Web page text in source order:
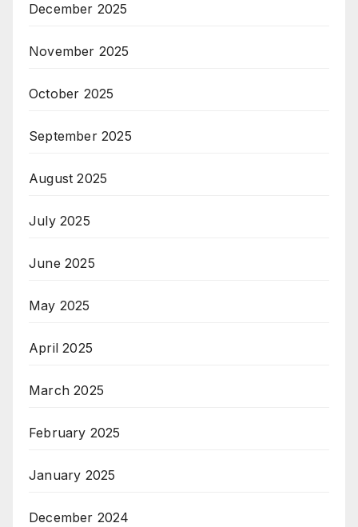
December 2025
November 2025
October 2025
September 2025
August 2025
July 2025
June 2025
May 2025
April 2025
March 2025
February 2025
January 2025
December 2024